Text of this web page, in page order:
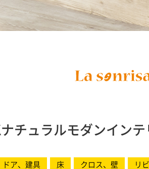
チュラルモダンイン
ドア、建具 床 クロス、壁 リ